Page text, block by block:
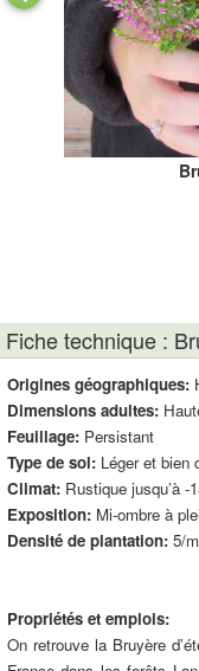
Fiche technique :
Origines géographiques:
Dimensions adultes:
Feuillage: Persistant
Type de sol: Léger et bien
Climat: Rustique jusqu’à -
Exposition: Mi-ombre à
Densité de plantation: 5/
Propriétés et emplois:
On retrouve la Bruyère